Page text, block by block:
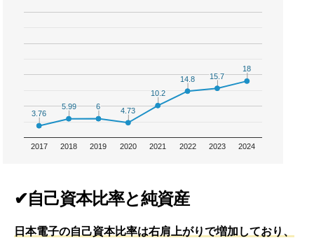
2017 2018 2019 2020 2021 2022 2023 2024
3.76
3.76
5.99
5.99 6
6 4.73
4.73
10.2
10.2
14.8
14.8 15.7
15.7
18
18
✔自己資本比率と純資産
日本電子の自己資本比率は右肩上がりで増加しており、